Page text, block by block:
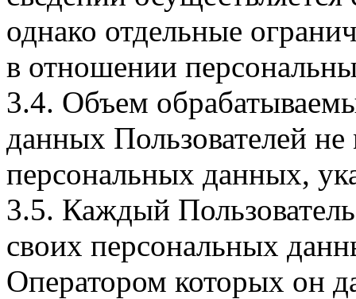
однако отдельные
в отношении
3.4. Объем
данных Пользователей
персональных данных,
3.5. Каждый
своих персональных
Оператором которых он